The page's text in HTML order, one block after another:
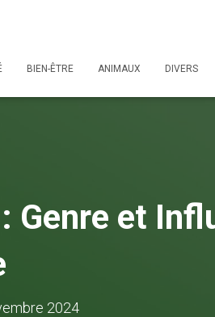
BIEN-ÊTRE ANIMAUX DIVERS
Genre et
2024